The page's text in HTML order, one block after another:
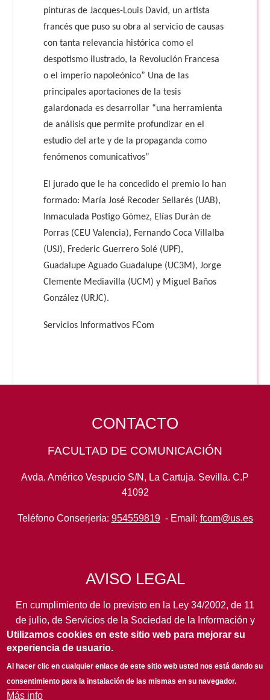
pinturas de Jacques-Louis David, un artista
francés que puso su obra al servicio de causas
con tanta relevancia histórica como el
despotismo ilustrado, la Revolución Francesa
o el imperio napoleónico” Una de las
principales aportaciones de la tesis
galardonada es desarrollar “una herramienta
de análisis que permite profundizar en el
estudio del arte y de la propaganda como
fenómenos comunicativos”
El jurado que le ha concedido el premio lo han
formado: María José Recoder Sellarés (UAB),
Inmaculada Postigo Gómez, Elías Durán de
Porras (CEU Valencia), Fernando Coca Villalba
(USJ), Frederic Guerrero Solé (UPF),
Guadalupe Aguado Guadalupe (UC3M), Jorge
Clemente Mediavilla (UCM) y Miguel Baños
González (URJC).
Servicios Informativos FCom
CONTACTO
FACULTAD DE COMUNICACIÓN
Avda. Américo Vespucio S/N, La Cartuja. Sevilla. C.P
41092
Teléfono Conserjería: 954559819- Email: fcom@us.es
AVISO LEGAL
En cumplimiento de lo previsto en la Ley 34/2002, de 11
de julio, de Servicios de la Sociedad de la Información y
de Comercio Electrónico, así como en otras normas de
legal aplicación, se pone en conocimiento de los
usuarios de este portal de laUniversidad de Sevillalos
siguientes datos de información general...leer más
Utilizamos cookies en este sitio web para mejorar su
experiencia de usuario.
Al hacer clic en cualquier enlace de este sitio web usted nos está dando su
consentimiento para la instalación de las mismas en su navegador.
Más info